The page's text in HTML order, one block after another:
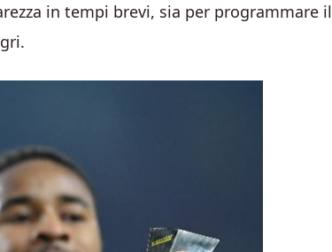
in tempi brevi, sia per programmare il